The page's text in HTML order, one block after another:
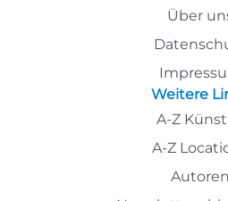
Über
Weitere
A-Z
A-Z
Autoren